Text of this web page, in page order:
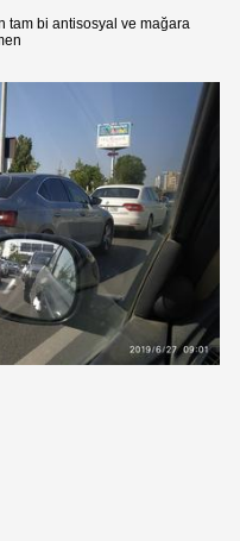
tam bi antisosyal ve mağara